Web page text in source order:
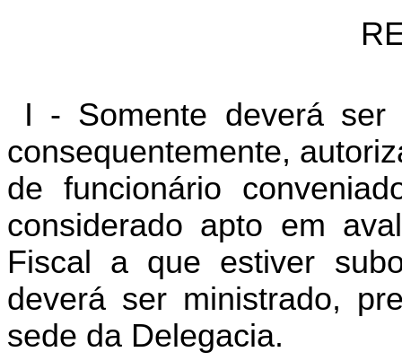
I - Somente deverá ser
consequentemente,
de funcionário
considerado apto em
Fiscal a que estiver
deverá ser ministrado,
sede da Delegacia.